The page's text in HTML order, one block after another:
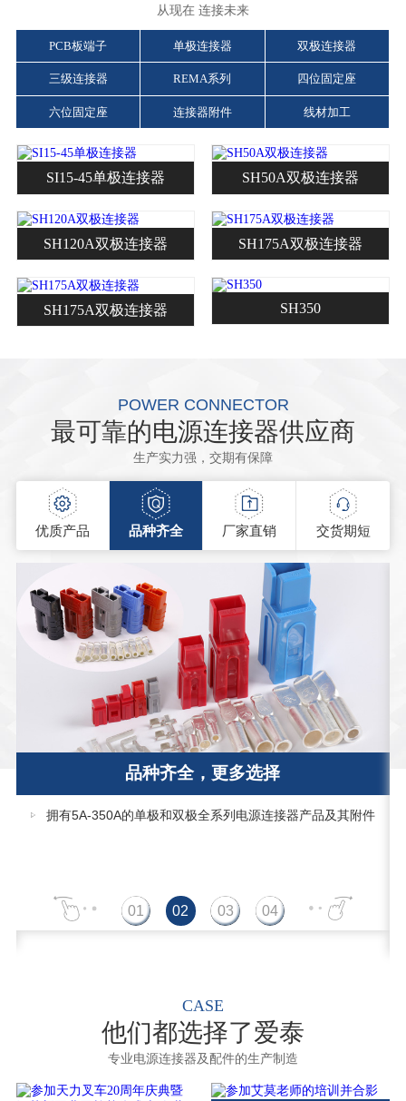
从现在 连接未来
PCB板端子 单极连接器 双极连接器
三级连接器 REMA系列 四位固定座
六位固定座 连接器附件 线材加工
SI15-45单极连接器 SH50A双极连接器
SH120A双极连接器 SH175A双极连接器
SH175A双极连接器 SH350
POWER CONNECTOR
最可靠的电源连接器供应商
生产实力强，交期有保障
优质产品 品种齐全 厂家直销 交货期短
品种齐全，更多选择
拥有5A-350A的单极和双极全系列电源连接器产品及其附件
CASE
他们都选择了爱泰
专业电源连接器及配件的生产制造